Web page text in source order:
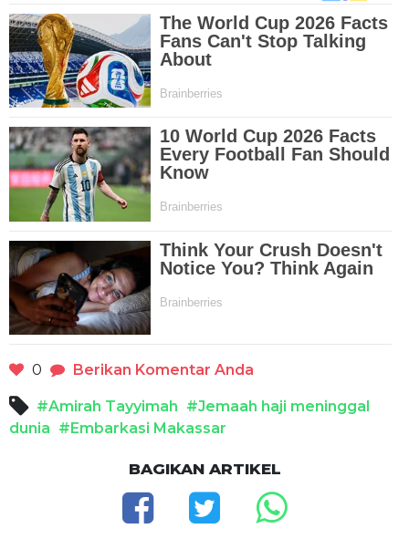
0 Berikan Komentar Anda
#Amirah Tayyimah #Jemaah haji meninggal
dunia #Embarkasi Makassar
BAGIKAN ARTIKEL